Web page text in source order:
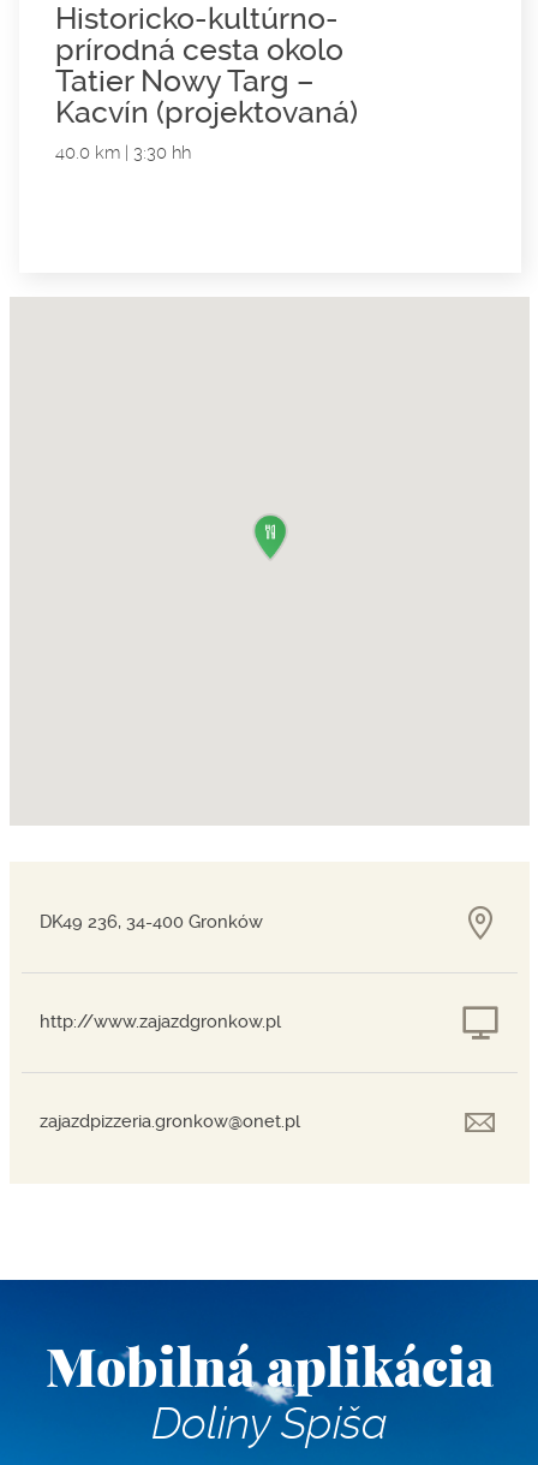
Historicko-kultúrno-
prírodná cesta okolo
Tatier Nowy Targ –
Kacvín (projektovaná)
40.0 km | 3:30 hh
DK49 236, 34-400 Gronków
http://www.zajazdgronkow.pl
zajazdpizzeria.gronkow@onet.pl
Mobilná aplikácia
Doliny Spiša